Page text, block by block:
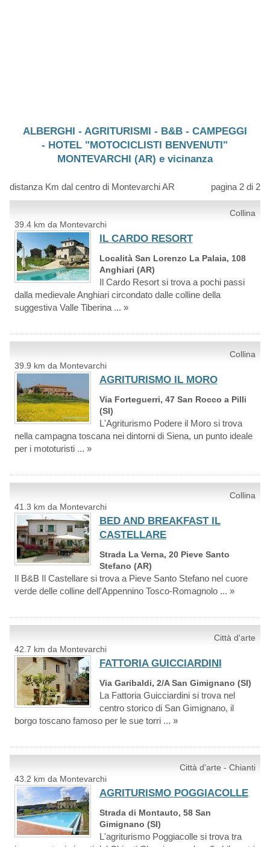
ALBERGHI - AGRITURISMI - B&B - CAMPEGGI
- HOTEL "MOTOCICLISTI BENVENUTI"
MONTEVARCHI (AR) e vicinanza
distanza Km dal centro di Montevarchi AR pagina 2 di 2
Collina
39.4 km da Montevarchi
IL CARDO RESORT
Località San Lorenzo La Palaia, 108
Anghiari (AR)
Il Cardo Resort si trova a pochi passi
dalla medievale Anghiari circondato dalle colline della
suggestiva Valle Tiberina ... »
Collina
39.9 km da Montevarchi
AGRITURISMO IL MORO
Via Forteguerri, 47 San Rocco a Pilli
(SI)
L'Agriturismo Podere il Moro si trova
nella campagna toscana nei dintorni di Siena, un punto ideale
per i mototuristi ... »
Collina
41.3 km da Montevarchi
BED AND BREAKFAST IL
CASTELLARE
Strada La Verna, 20 Pieve Santo
Stefano (AR)
Il B&B Il Castellare si trova a Pieve Santo Stefano nel cuore
verde delle colline dell'Appennino Tosco-Romagnolo ... »
Città d'arte
42.7 km da Montevarchi
FATTORIA GUICCIARDINI
Via Garibaldi, 2/A San Gimignano (SI)
La Fattoria Guicciardini si trova nel
centro storico di San Gimignano, il
borgo toscano famoso per le sue torri ... »
Città d'arte - Chianti
43.2 km da Montevarchi
AGRITURISMO POGGIACOLLE
Strada di Montauto, 58 San
Gimignano (SI)
L'agriturismo Poggiacolle si trova tra